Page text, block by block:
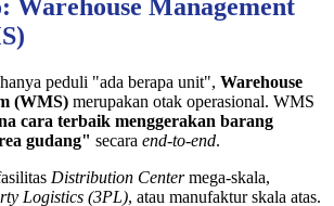
Warehouse Management
peduli "ada berapa unit", Warehouse
(WMS) merupakan otak operasional. WMS
cara terbaik menggerakan barang
gudang" secara end-to-end.
Distribution Centermega-skala,
Logistics (3PL), atau manufaktur skala atas.